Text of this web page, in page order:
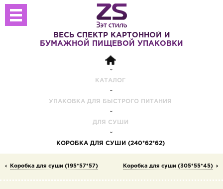
ВЕСЬ СПЕКТР
КАРТОННОЙ И
БУМАЖНОЙ
ПИЩЕВОЙ УПАКОВКИ
КАТАЛОГ
УПАКОВКА ДЛЯ БЫСТРОГО ПИТАНИЯ
ДЛЯ СУШИ
КОРОБКА ДЛЯ СУШИ (240*62*62)
Коробка для суши (195*57*57) Коробка для суши (305*55*45)